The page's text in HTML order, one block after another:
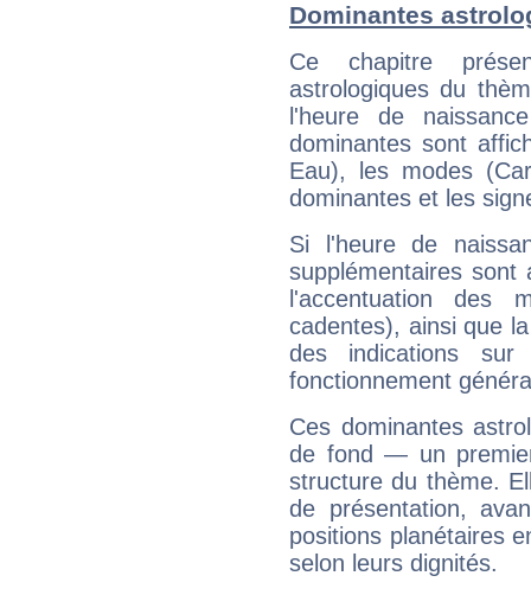
Dominantes
Ce chapitre
astrologiques du
l'heure de
dominantes sont
Eau), les modes
dominantes et les
Si l'heure de
supplémentaires sont
l'accentuation des
cadentes), ainsi que
des indications sur
fonctionnement
Ces dominantes
de fond — un
structure du thème.
de présentation,
positions planétaires
selon leurs dignités.